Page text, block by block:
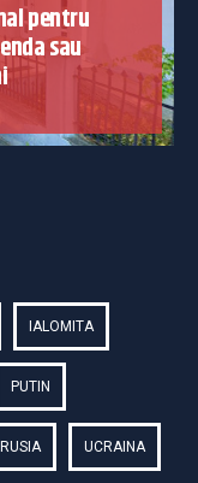
pentru
sau
IALOMITA
PUTIN
RUSIA UCRAINA